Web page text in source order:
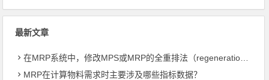
最新文章
在MRP系统中，修改MPS或MRP的全重排法（regeneration）和净改变法？
MRP在计算物料需求时主要涉及哪些指标数据？